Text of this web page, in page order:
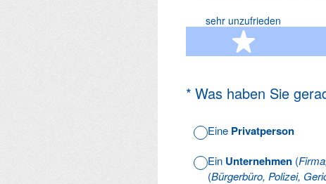
sehr unzufrieden
1 Stern
* Was haben Sie
(Erforderlich.)
Eine Privatperson
Ein Unternehmen (
(Bürgerbüro, Polizei,